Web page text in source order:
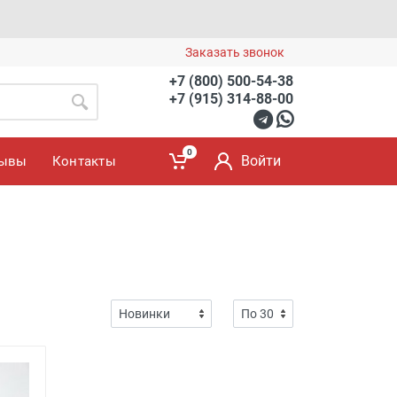
Заказать звонок
+7 (800) 500-54-38
+7 (915) 314-88-00
Контакты
0
Войти